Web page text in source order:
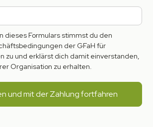
dieses Formulars stimmst du den
der GFaH für
zu und erklärst dich damit einverstanden,
Organisation zu erhalten.